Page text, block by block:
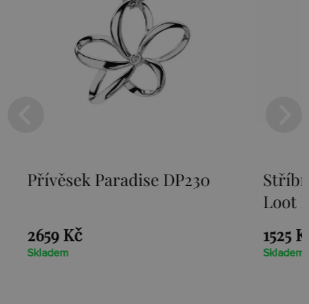
Přívěsek Paradise DP230
2659 Kč
Skladem
Loot
1525 Kč
Skladem